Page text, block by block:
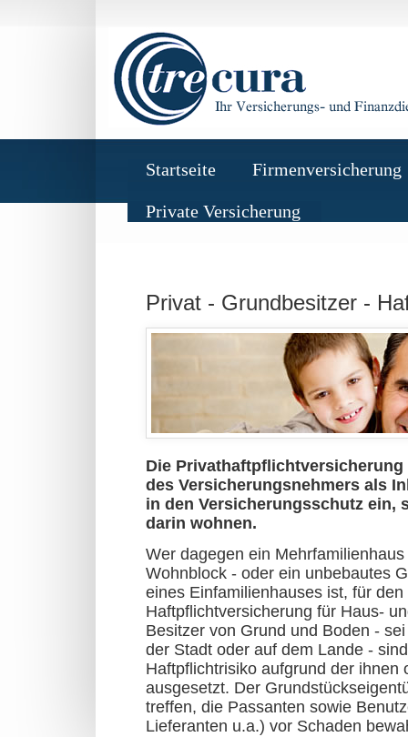
Startseite Firmenversicherung
Private Versicherung
Privat - Grundbesitzer - H
Die
des Versicherungsnehmers als
in den Versicherungsschutz ein,
darin wohnen.
Wer dagegen ein
Wohnblock - oder ein unbebautes
eines Einfamilienhauses ist, für
Haftpflichtversicherung für Haus-
Besitzer von Grund und Boden -
der Stadt oder auf dem Lande -
Haftpflichtrisiko aufgrund der ihnen
ausgesetzt. Der
treffen, die Passanten sowie
Lieferanten u.a.) vor Schaden